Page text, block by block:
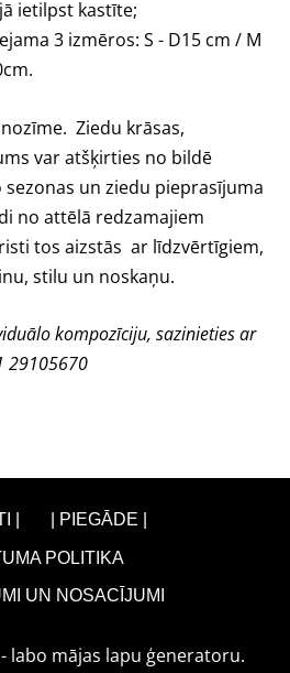
ietilpst kastīte;
3 izmēros: S - D15 cm / M
Ziedu krāsas,
var atšķirties no bildē
un ziedu pieprasījuma
no attēlā redzamajiem
tos aizstās ar līdzvērtīgiem,
stilu un noskaņu.
kompozīciju, sazinieties ar
29105670
| | PIEGĀDE |
POLITIKA
UN NOSACĪJUMI
- labo mājas lapu ģeneratoru.